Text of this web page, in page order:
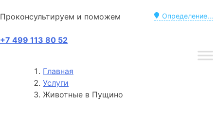
Определение...
Проконсультируем и поможем
+7 499 113 80 52
Главная
Услуги
Животные в Пущино